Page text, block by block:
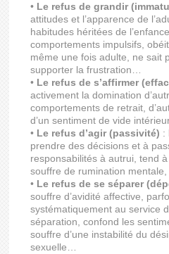
• Le refus de grandir
attitudes et l’apparence de
habitudes héritées de
comportements impulsifs,
même une fois adulte, ne sait
supporter la frustration…
• Le refus de s’affirmer
activement la domination
comportements de retrait,
d’un sentiment de vide
• Le refus d’agir (passivité) :
prendre des décisions et à
responsabilités à autrui, tend
souffre de rumination mentale,
• Le refus de se séparer
souffre d’avidité affective,
systématiquement au service
séparation, confond les
souffre d’une instabilité du
sexuelle…